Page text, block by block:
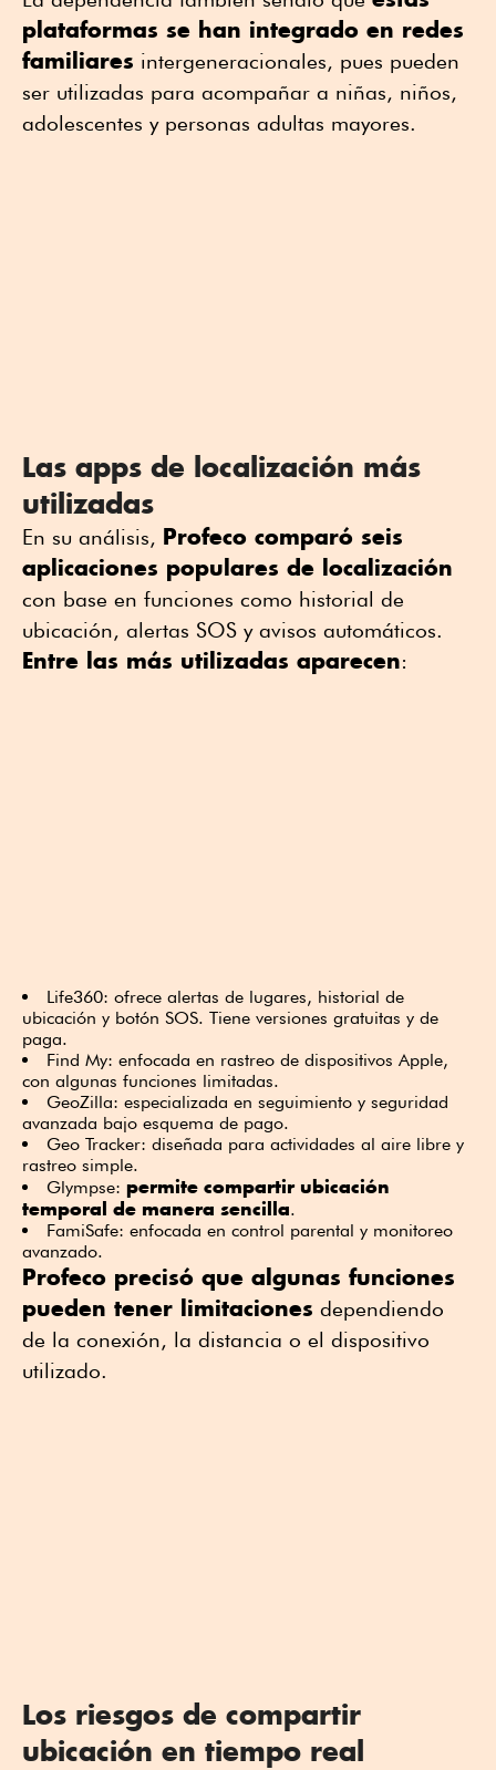
plataformas se han integrado en redes
familiares intergeneracionales, pues pueden
ser utilizadas para acompañar a niñas, niños,
adolescentes y personas adultas mayores.
Las apps de localización más
utilizadas
En su análisis, Profeco comparó seis
aplicaciones populares de localización
con base en funciones como historial de
ubicación, alertas SOS y avisos automáticos.
Entre las más utilizadas aparecen:
Life360: ofrece alertas de lugares, historial de
ubicación y botón SOS. Tiene versiones gratuitas y de
paga.
Find My: enfocada en rastreo de dispositivos Apple,
con algunas funciones limitadas.
GeoZilla: especializada en seguimiento y seguridad
avanzada bajo esquema de pago.
Geo Tracker: diseñada para actividades al aire libre y
rastreo simple.
Glympse: permite compartir ubicación
temporal de manera sencilla.
FamiSafe: enfocada en control parental y monitoreo
avanzado.
Profeco precisó que algunas funciones
pueden tener limitaciones dependiendo
de la conexión, la distancia o el dispositivo
utilizado.
Los riesgos de compartir
ubicación en tiempo real